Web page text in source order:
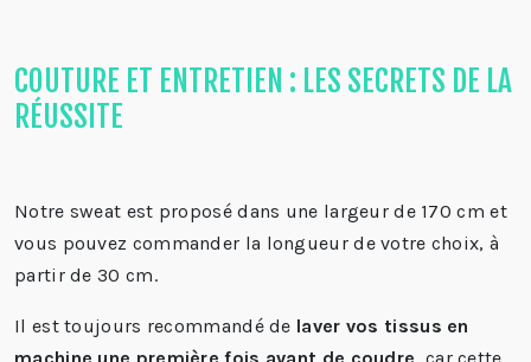
COUTURE ET ENTRETIEN : LES SECRETS DE LA
RÉUSSITE
Notre sweat est proposé dans une largeur de 170 cm et
vous pouvez commander la longueur de votre choix, à
partir de 30 cm.
Il est toujours recommandé de laver vos tissus en